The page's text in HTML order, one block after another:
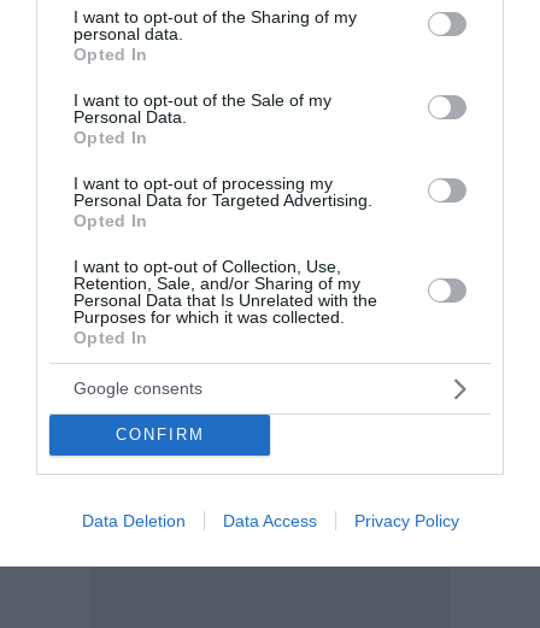
not limited to your visit or usage behaviour. You may click to
grant or deny consent to Google and its third-party tags to
use your data for below specified purposes in below Google
consent section.
I want to opt-out of the Sharing of my
personal data.
Opted In
I want to opt-out of the Sale of my
Personal Data.
Opted In
I want to opt-out of processing my
Personal Data for Targeted Advertising.
Opted In
I want to opt-out of Collection, Use,
Retention, Sale, and/or Sharing of my
Personal Data that Is Unrelated with the
Purposes for which it was collected.
Opted In
Google consents
CONFIRM
Data Deletion Data Access Privacy Policy
Θρήνος στην Πάρο για τον χαμό
4χρονου σε πισίνα -
Συγκλονιστική η προσπάθεια του
μπάρμαν να αποτρέψει την
τραγωδία (Βίντεο)
Σοκαρισμένη είναι η τοπική κοινωνία της Πάρου και
αγοριού σε πισίνα beach bar, λίγα μέτρα μακριά από
τους γονείς του. Σύμφωνα με πληροφορίες, το
τραγικό περιστ...
09:25 | 09 Αυγούστου 2026 Ελλάδα